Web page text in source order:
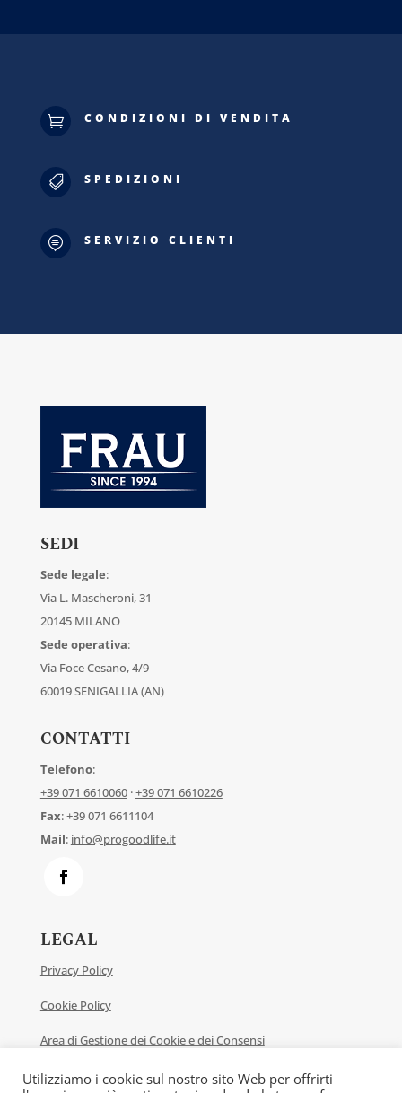
 CONDIZIONI DI VENDITA
 SPEDIZIONI
 SERVIZIO CLIENTI
SEDI
Sede legale:
Via L. Mascheroni, 31
20145 MILANO
Sede operativa:
Via Foce Cesano, 4/9
60019 SENIGALLIA (AN)
CONTATTI
Telefono:
+39 071 6610060·+39 071 6610226
Fax: +39 071 6611104
Mail: info@progoodlife.it
LEGAL
Privacy Policy
Cookie Policy
Area di Gestione dei Cookie e dei Consensi
Utilizziamo i cookie sul nostro sito Web per offrirti